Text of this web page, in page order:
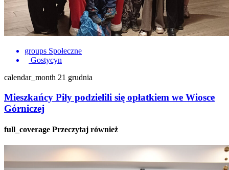
groups Społeczne
Gostycyn
calendar_month 21 grudnia
Mieszkańcy Piły podzielili się opłatkiem we Wiosce
Górniczej
full_coverage Przeczytaj również